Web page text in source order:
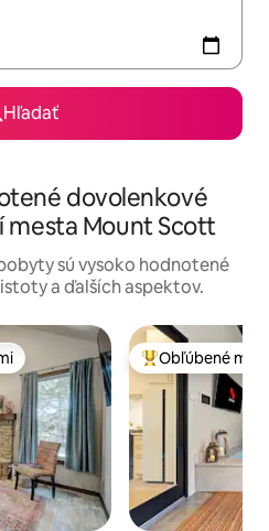
Hľadať
dovolenkové
mesta Mount Scott
sú vysoko hodnotené
a ďalších aspektov.
Najobľúbenejšie
Obľúbené